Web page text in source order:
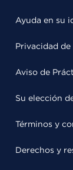
Ayuda en su
Privacidad
Aviso de
Su elección
Términos y
Derechos y